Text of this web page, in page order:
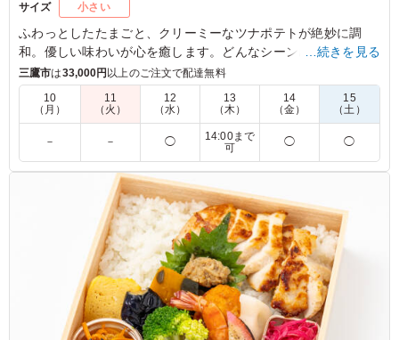
サイズ 小さい
ふわっとしたたまごと、クリーミーなツナポテトが絶妙に調
和。優しい味わいが心を癒します。どんなシーンにもぴったり
で、朝食や軽食に最適な一品です。彩り豊かな具材が目を引
き、食べる楽しさを引き立てます。
※サンドイッチはラップに包んでお届けします。
5.0
朝食に定番のサンドイッチですが、量もちょうど良くとて
も人気でした。卵とツナの味付けもちょうど良くてとても
おいしかったです。手軽に頼めてコスパもいいのでまた頼
みたいと思いました。
ご利用シーン：ロケ・撮影 ›スタジオ撮影
東京都江東区青海2026/06/09
…続きを見る
三鷹市は33,000円 以上のご注文で配達無料
10
（月）
11
（火）
12
（水）
13
（木）
14
（金）
15
（土）
－ － ◯
14:00まで
可
◯ ◯